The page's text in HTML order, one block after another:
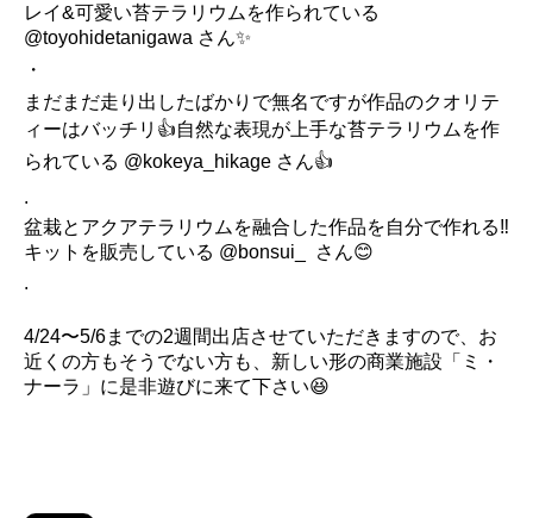
レイ&可愛い苔テラリウムを作られている
@toyohidetanigawa さん✨
・
まだまだ走り出したばかりで無名ですが作品のクオリテ
ィーはバッチリ👍自然な表現が上手な苔テラリウムを作
られている @kokeya_hikage さん👍
.
盆栽とアクアテラリウムを融合した作品を自分で作れる‼️
キットを販売している @bonsui_ さん😊
.
4/24〜5/6までの2週間出店させていただきますので、お
近くの方もそうでない方も、新しい形の商業施設「ミ・
ナーラ」に是非遊びに来て下さい😆